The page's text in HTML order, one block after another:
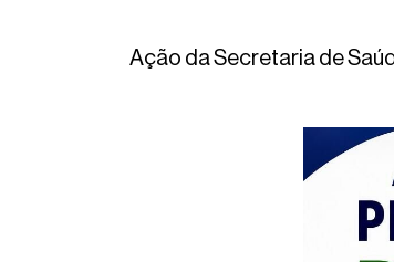
Ação da Secretaria de